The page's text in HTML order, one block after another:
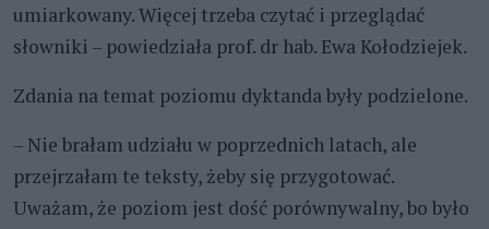
umiarkowany. Więcej trzeba czytać i przeglądać
słowniki – powiedziała prof. dr hab. Ewa Kołodziejek.
Zdania na temat poziomu dyktanda były podzielone.
– Nie brałam udziału w poprzednich latach, ale
przejrzałam te teksty, żeby się przygotować.
Uważam, że poziom jest dość porównywalny, bo było